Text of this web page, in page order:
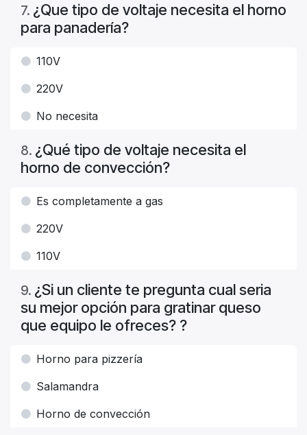
7. ¿Que tipo de voltaje necesita el horno
para panadería?
110V
220V
No necesita
8. ¿Qué tipo de voltaje necesita el
horno de convección?
Es completamente a gas
220V
110V
9. ¿Si un cliente te pregunta cual seria
su mejor opción para gratinar queso
que equipo le ofreces? ?
Horno para pizzería
Salamandra
Horno de convección